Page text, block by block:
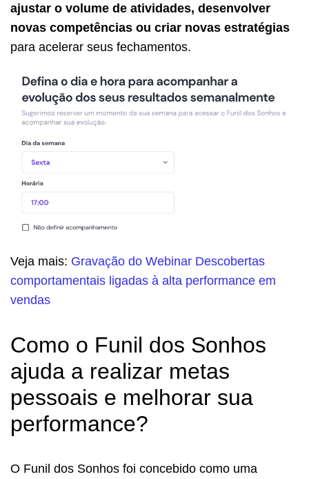
ajustar o volume de atividades, desenvolver
novas competências ou criar novas estratégias
para acelerar seus fechamentos.
Veja mais: Gravação do Webinar Descobertas
comportamentais ligadas à alta performance em
vendas
Como o Funil dos Sonhos
ajuda a realizar metas
pessoais e melhorar sua
performance?
O Funil dos Sonhos foi concebido como uma